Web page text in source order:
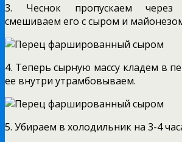
3. Чеснок пропускаем через
смешиваем его с сыром и
4. Теперь сырную массу кладем в
ее внутри утрамбовываем.
5. Убираем в холодильник на 3-4